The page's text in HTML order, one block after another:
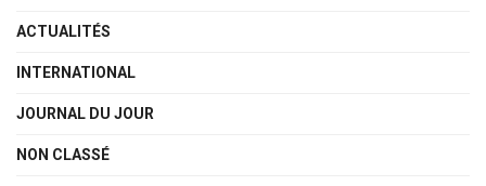
ACTUALITÉS
INTERNATIONAL
JOURNAL DU JOUR
NON CLASSÉ